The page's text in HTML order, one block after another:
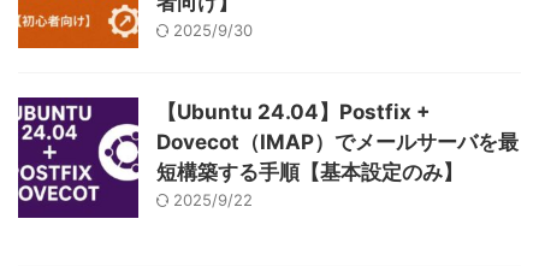
2025/9/30
【Ubuntu 24.04】Postfix +
Dovecot（IMAP）でメールサーバを最
短構築する手順【基本設定のみ】
2025/9/22